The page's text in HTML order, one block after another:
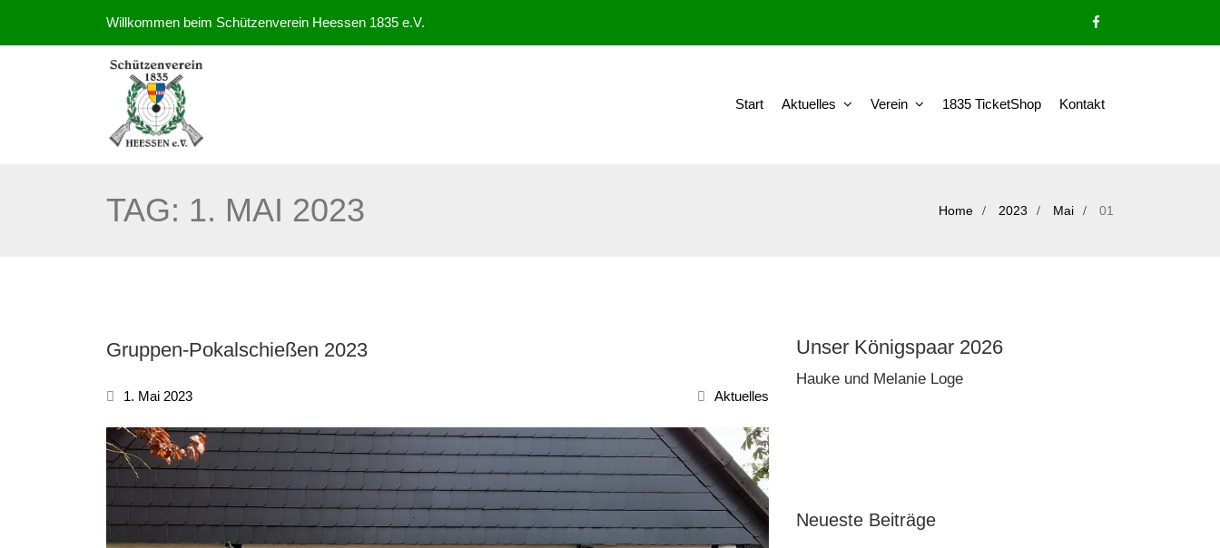
Willkommen beim Schützenverein Heessen 1835 e.V.
Start Aktuelles Verein 1835 TicketShop Kontakt
TAG: 1. MAI 2023 Home 2023 Mai 01
Gruppen-Pokalschießen 2023
1. Mai 2023 Aktuelles
Unser Königspaar 2026
Hauke und Melanie Loge
Neueste Beiträge